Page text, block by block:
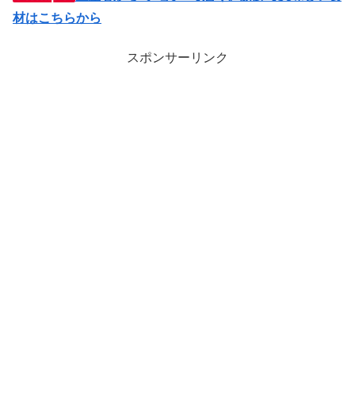
材はこちらから
スポンサーリンク